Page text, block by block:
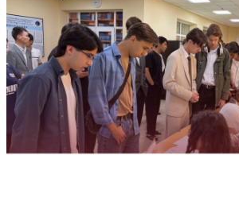
И ГАЗ – 2026»
158
Подробнее
Подробнее ...